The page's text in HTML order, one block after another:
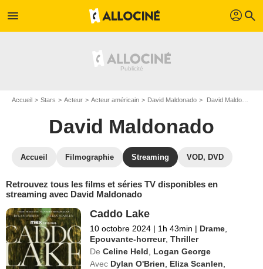
menu profil search
Accueil Stars Acteur Acteur américain David Maldonado David Maldonado : Films et séries online
David Maldonado
Accueil Filmographie Streaming VOD, DVD
Retrouvez tous les films et séries TV disponibles en
streaming avec David Maldonado
Caddo Lake
10 octobre 2024 | 1h 43min | Drame
Epouvante-horreur,Thriller
De Celine Held
Logan George
Avec Dylan O'Brien Eliza Scanlen